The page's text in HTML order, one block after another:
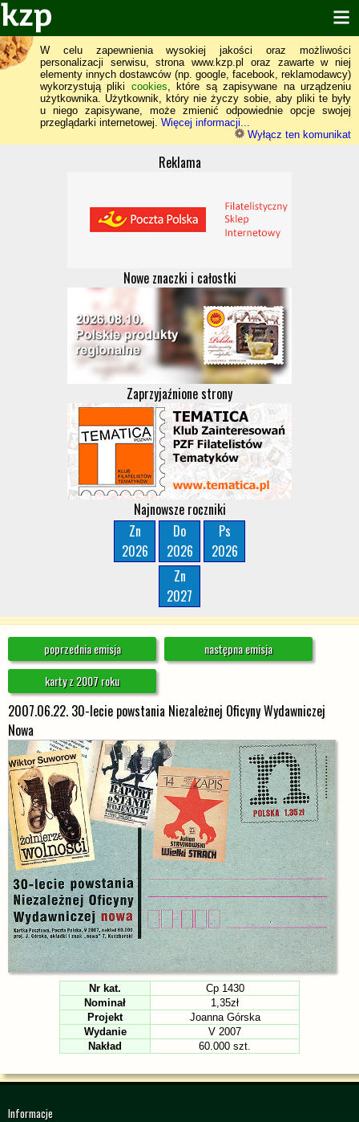
W celu zapewnienia wysokiej jakości oraz możliwości
personalizacji serwisu, strona www.kzp.pl oraz zawarte w niej
elementy innych dostawców (np. google, facebook, reklamodawcy)
wykorzystują pliki cookies, które są zapisywane na urządzeniu
użytkownika. Użytkownik, który nie życzy sobie, aby pliki te były
u niego zapisywane, może zmienić odpowiednie opcje swojej
przeglądarki internetowej. Więcej informacji...
Wyłącz ten komunikat
Reklama
Nowe znaczki i całostki
Zaprzyjaźnione strony
Najnowsze roczniki
Zn
2026
Do
2026
Ps
2026
Zn
2027
poprzednia emisja
następna emisja
karty z 2007 roku
2007.06.22. 30-lecie powstania Niezależnej Oficyny Wydawniczej
Nowa
Nr kat.
Cp 1430
Nominał
1,35zł
Projekt
Joanna Górska
Wydanie
V 2007
Nakład
60.000 szt.
Informacje